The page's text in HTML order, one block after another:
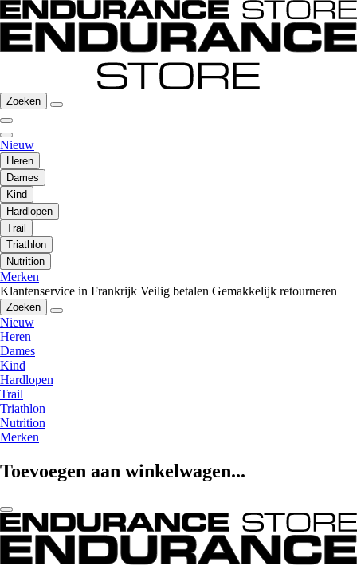
Zoeken
Nieuw
Heren
Dames
Kind
Hardlopen
Trail
Triathlon
Nutrition
Merken
Klantenservice in Frankrijk Veilig betalen Gemakkelijk retourneren
Zoeken
Nieuw
Heren
Dames
Kind
Hardlopen
Trail
Triathlon
Nutrition
Merken
Toevoegen aan winkelwagen...